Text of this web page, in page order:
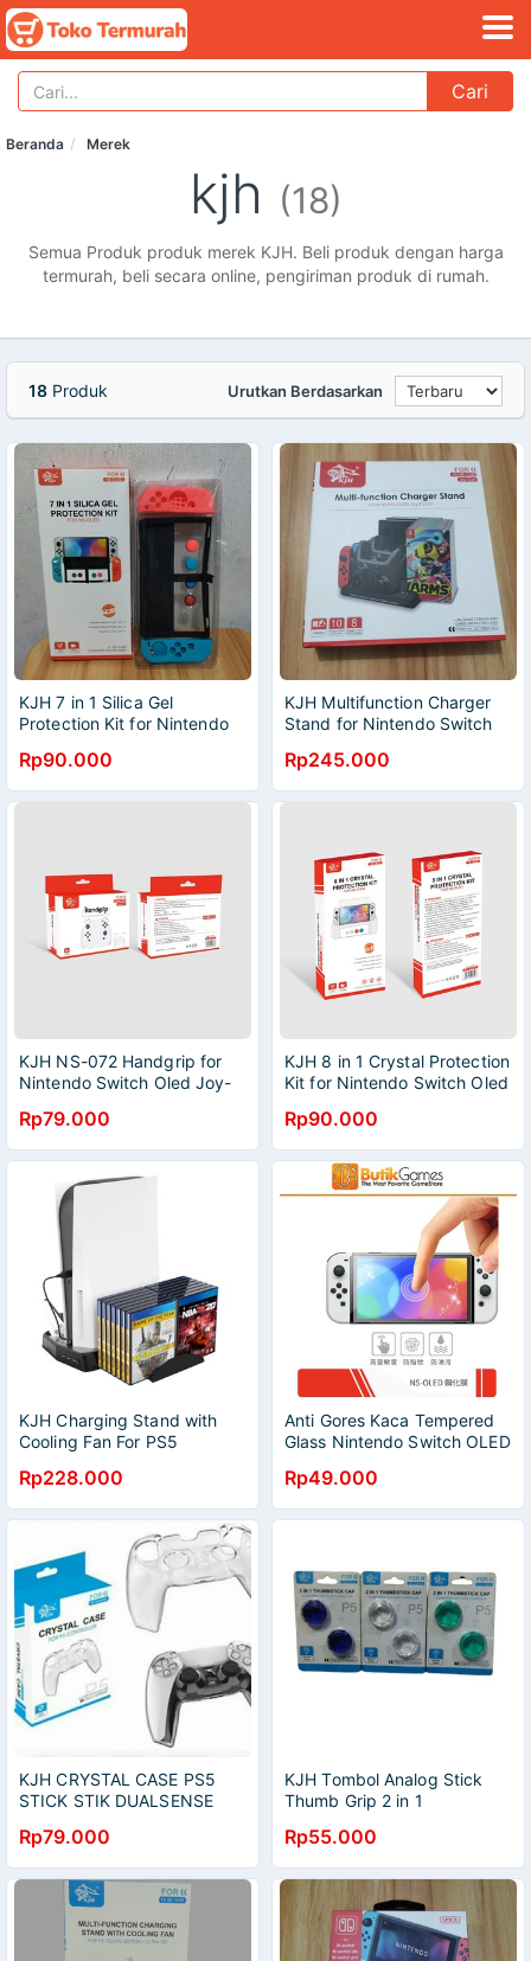
Cari
Beranda Merek
kjh (18)
Semua Produk produk merek KJH. Beli produk dengan harga
termurah, beli secara online, pengiriman produk di rumah.
18 Produk Urutkan Berdasarkan
KJH 7 in 1 Silica Gel
Protection Kit for Nintendo
Rp90.000
KJH Multifunction Charger
Stand for Nintendo Switch
Rp245.000
KJH NS-072 Handgrip for
Nintendo Switch Oled Joy-
Rp79.000
KJH 8 in 1 Crystal Protection
Kit for Nintendo Switch Oled
Rp90.000
KJH Charging Stand with
Cooling Fan For PS5
Rp228.000
Anti Gores Kaca Tempered
Glass Nintendo Switch OLED
Rp49.000
KJH CRYSTAL CASE PS5
STICK STIK DUALSENSE
TRANSPARANT
Rp79.000
KJH Tombol Analog Stick
Thumb Grip 2 in 1
PS5
Rp55.000